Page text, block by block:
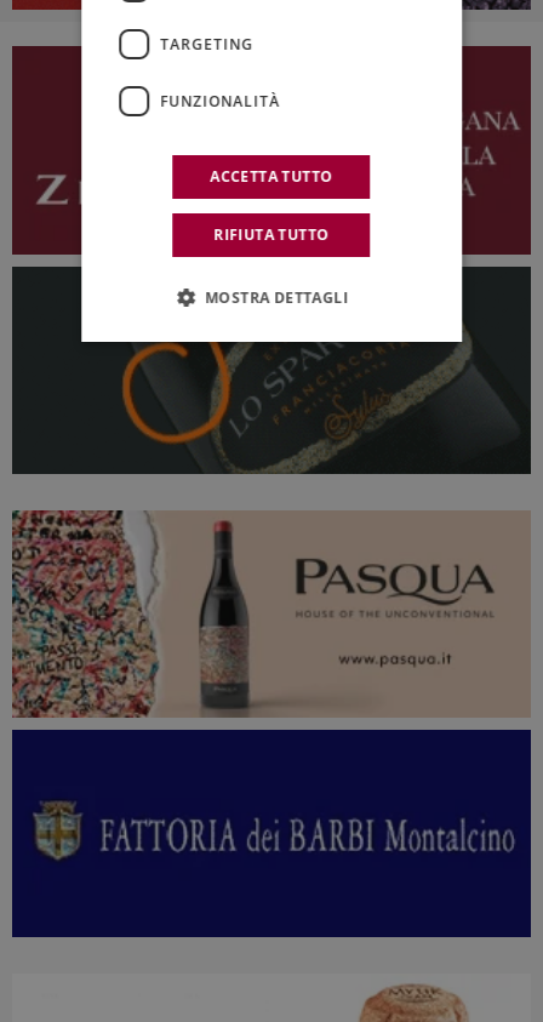
TARGETING
FUNZIONALITÀ
ACCETTA TUTTO
RIFIUTA TUTTO
MOSTRA DETTAGLI